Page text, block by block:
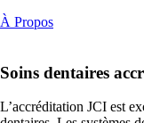
À Propos
Soins dentaires
L’accréditation JCI est